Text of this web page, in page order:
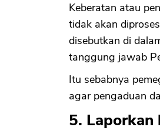
Keberatan atau
tidak akan
disebutkan di
tanggung jawab
Itu sebabnya
agar pengaduan
5. Laporkan